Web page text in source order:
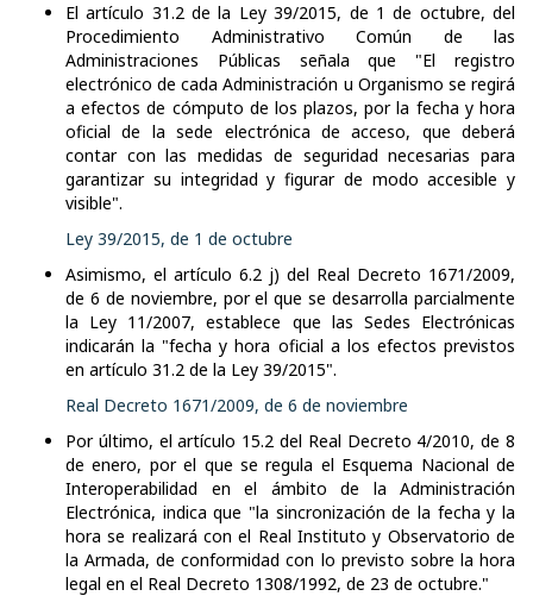
El artículo 31.2 de la Ley 39/2015, de 1 de octubre, del
Procedimiento Administrativo Común de las
Administraciones Públicas señala que "El registro
electrónico de cada Administración u Organismo se regirá
a efectos de cómputo de los plazos, por la fecha y hora
oficial de la sede electrónica de acceso, que deberá
contar con las medidas de seguridad necesarias para
garantizar su integridad y figurar de modo accesible y
visible".
Ley 39/2015, de 1 de octubre
Asimismo, el artículo 6.2 j) del Real Decreto 1671/2009,
de 6 de noviembre, por el que se desarrolla parcialmente
la Ley 11/2007, establece que las Sedes Electrónicas
indicarán la "fecha y hora oficial a los efectos previstos
en artículo 31.2 de la Ley 39/2015".
Real Decreto 1671/2009, de 6 de noviembre
Por último, el artículo 15.2 del Real Decreto 4/2010, de 8
de enero, por el que se regula el Esquema Nacional de
Interoperabilidad en el ámbito de la Administración
Electrónica, indica que "la sincronización de la fecha y la
hora se realizará con el Real Instituto y Observatorio de
la Armada, de conformidad con lo previsto sobre la hora
legal en el Real Decreto 1308/1992, de 23 de octubre."